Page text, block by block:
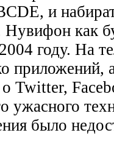
и
Нувифон как
году. На
приложений,
о Twitter,
ужасного
было